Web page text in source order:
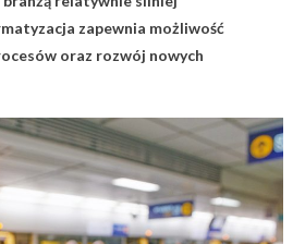
zapewnia możliwość
oraz rozwój nowych